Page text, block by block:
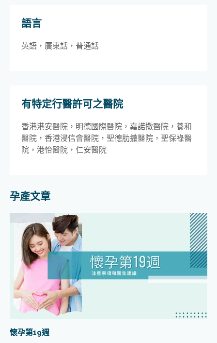
語言
英語，廣東話，普通話
有特定行醫許可之醫院
香港港安醫院，明德國際醫院，嘉諾撒醫院，養和
醫院，香港浸信會醫院，聖德肋撒醫院，聖保祿醫
院，港怡醫院，仁安醫院
孕產文章
懷孕第19週